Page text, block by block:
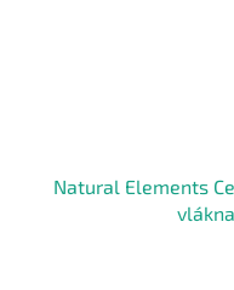
Natural Elements